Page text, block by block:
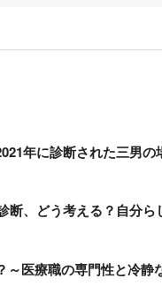
年に診断された三男の
断、どう考える？自分ら
医療職の専門性と冷静